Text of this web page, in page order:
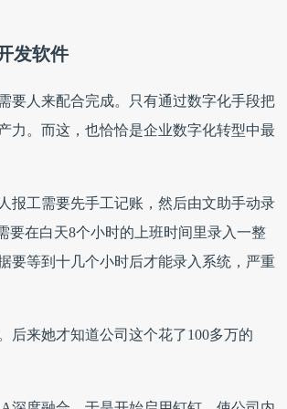
发软件
要人来配合完成。只有通过数字化手段把
力。而这，也恰恰是企业数字化转型中最
报工需要先手工记账，然后由文助手动录
要在白天8个小时的上班时间里录入一整
要等到十几个小时后才能录入系统，严重
后来她才知道公司这个花了100多万的